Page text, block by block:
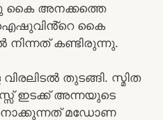
കൈ അനക്കത്തെ
ഐഷുവിൻ്റെ കൈ
നിന്നത് കണ്ടിരുന്നു.
തുടങ്ങി. സ്മിത
ഇടക്ക് അന്നയുടെ
നോക്കുന്നത് മഡോണ